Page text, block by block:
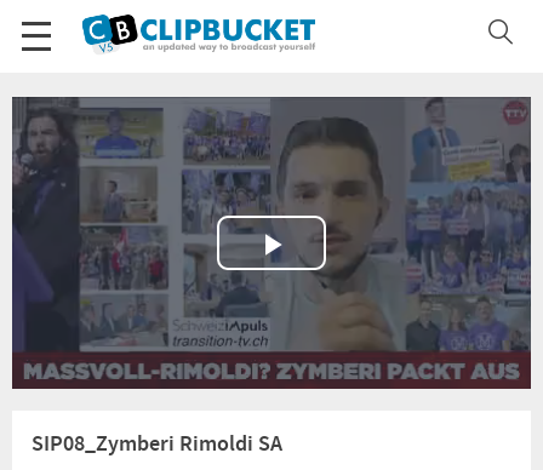
Play
Video
SIP08_Zymberi Rimoldi SA